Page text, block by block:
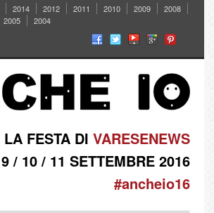
2014 2012 2011 2010 2009
2008
2005 2004
LA FESTA DI VARESENEWS
9 / 10 / 11 SETTEMBRE 2016
#ancheio16